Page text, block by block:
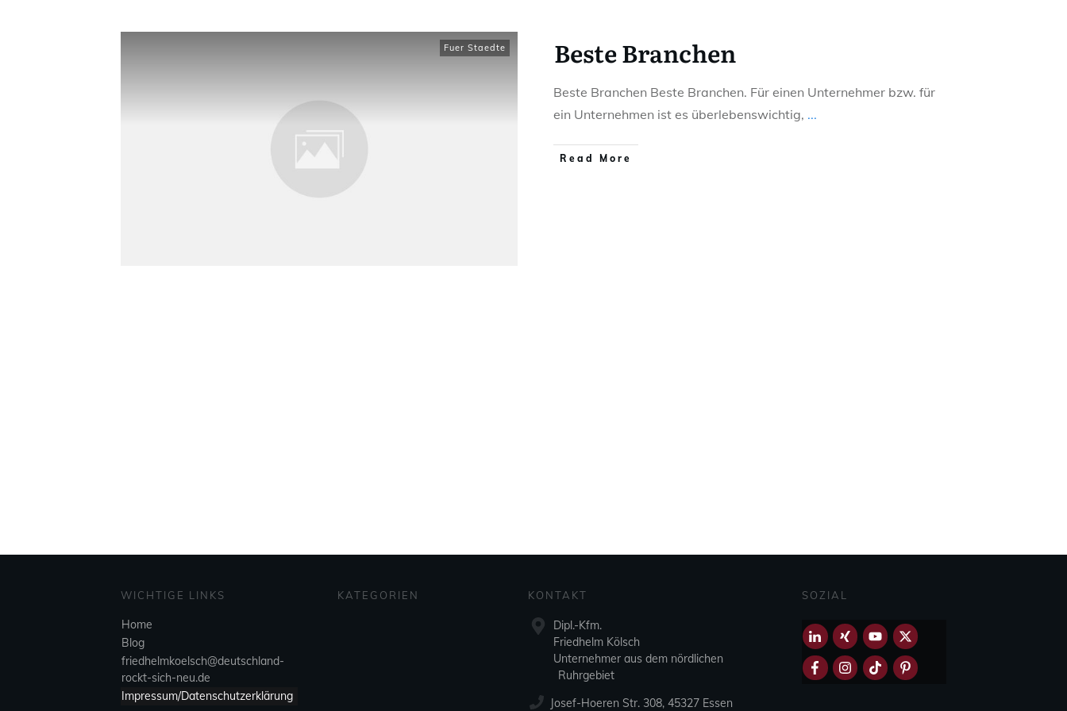
Fuer Staedte Beste Branchen
Beste Branchen Beste Branchen. Für einen Unternehmer bzw. für
ein Unternehmen ist es überlebenswichtig, ...
Read More
WICHTIGE LINKS
Home
Blog
friedhelmkoelsch@deutschland-
rockt-sich-neu.de
Impressum/Datenschutzerklärung
KATEGORIEN KONTAKT
Dipl.-Kfm.
Friedhelm Kölsch
Unternehmer aus dem nördlichen
Ruhrgebiet
Josef-Hoeren Str. 308, 45327 Essen
SOZIAL